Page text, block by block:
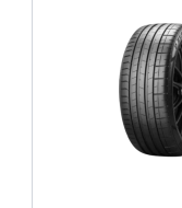
ZERO